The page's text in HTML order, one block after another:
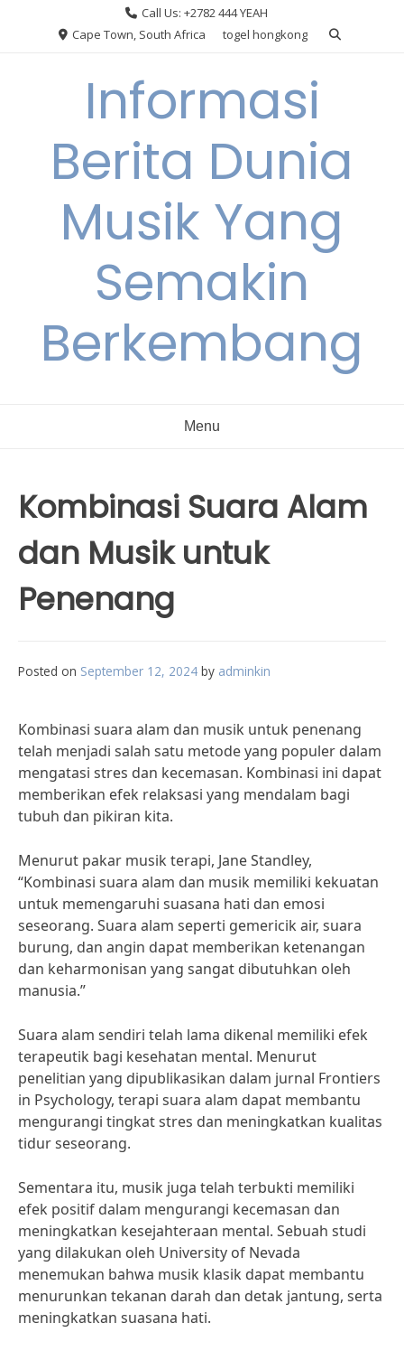
Call Us: +2782 444 YEAH
Cape Town, South Africa
togel hongkong
Informasi
Berita Dunia
Musik Yang
Semakin
Berkembang
Menu
Kombinasi Suara Alam
dan Musik untuk
Penenang
Posted on September 12, 2024 by adminkin
Kombinasi suara alam dan musik untuk penenang
telah menjadi salah satu metode yang populer dalam
mengatasi stres dan kecemasan. Kombinasi ini dapat
memberikan efek relaksasi yang mendalam bagi
tubuh dan pikiran kita.
Menurut pakar musik terapi, Jane Standley,
“Kombinasi suara alam dan musik memiliki kekuatan
untuk memengaruhi suasana hati dan emosi
seseorang. Suara alam seperti gemericik air, suara
burung, dan angin dapat memberikan ketenangan
dan keharmonisan yang sangat dibutuhkan oleh
manusia.”
Suara alam sendiri telah lama dikenal memiliki efek
terapeutik bagi kesehatan mental. Menurut
penelitian yang dipublikasikan dalam jurnal Frontiers
in Psychology, terapi suara alam dapat membantu
mengurangi tingkat stres dan meningkatkan kualitas
tidur seseorang.
Sementara itu, musik juga telah terbukti memiliki
efek positif dalam mengurangi kecemasan dan
meningkatkan kesejahteraan mental. Sebuah studi
yang dilakukan oleh University of Nevada
menemukan bahwa musik klasik dapat membantu
menurunkan tekanan darah dan detak jantung, serta
meningkatkan suasana hati.